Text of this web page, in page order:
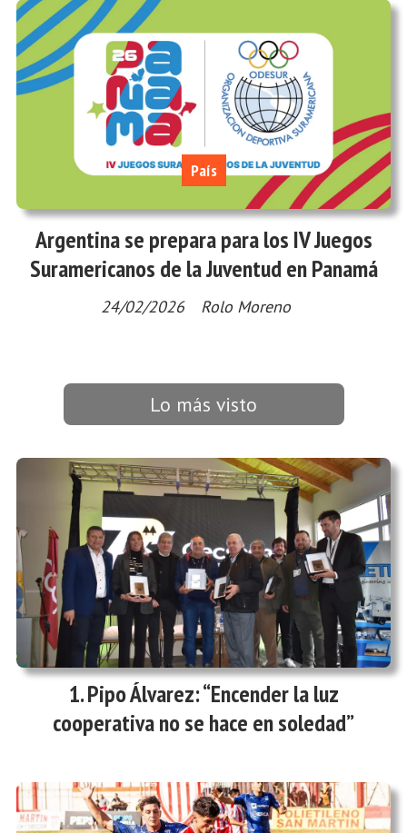
Argentina se prepara para los IV Juegos
Suramericanos de la Juventud en Panamá
Rolo Moreno
País
24/02/2026
Lo más visto
Pipo Álvarez: “Encender la luz
cooperativa no se hace en soledad”